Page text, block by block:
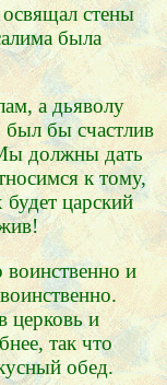
стены
была
а дьяволу
был бы счастлив
должны дать
к тому,
царский
воинственно и
церковь и
так что
обед.